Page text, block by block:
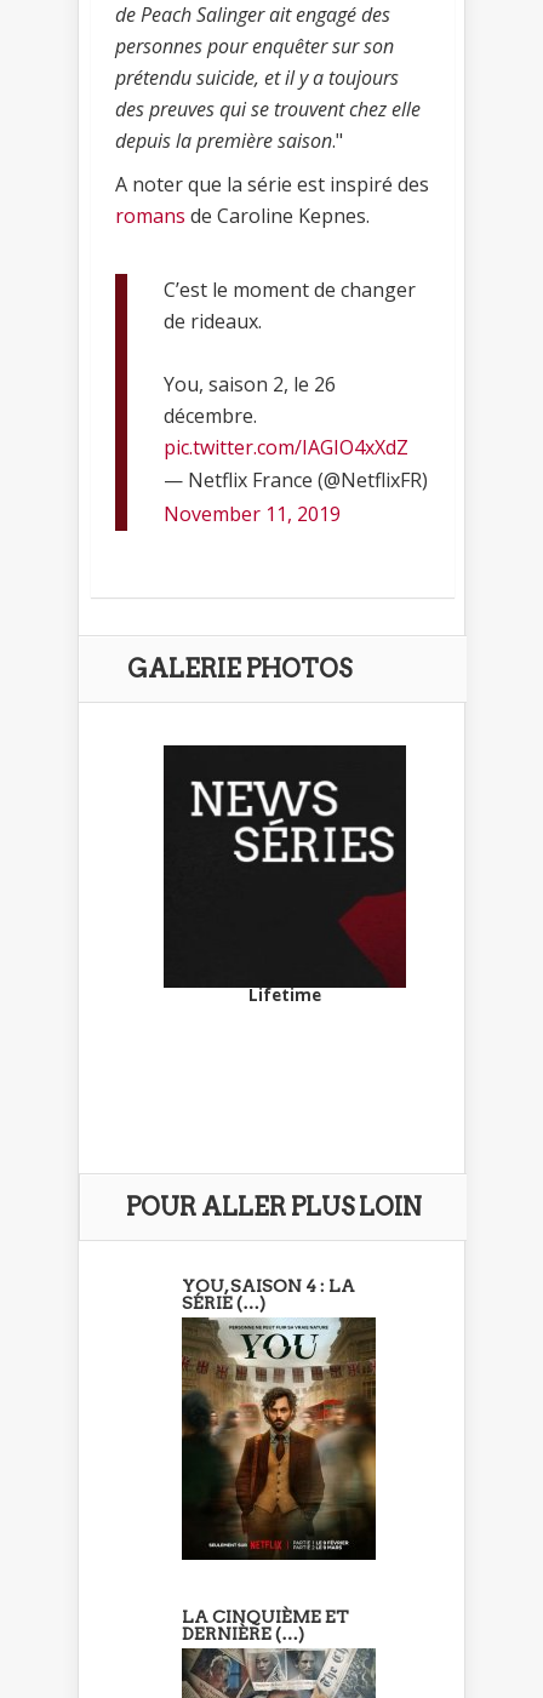
de Peach Salinger ait engagé des
personnes pour enquêter sur son
prétendu suicide, et il y a toujours
des preuves qui se trouvent chez elle
depuis la première saison."
A noter que la série est inspiré des
romans de Caroline Kepnes.
C’est le moment de changer
de rideaux.
You, saison 2, le 26
décembre.
pic.twitter.com/IAGIO4xXdZ
— Netflix France (@NetflixFR)
November 11, 2019
GALERIE PHOTOS
Lifetime
POUR ALLER PLUS LOIN
YOU, SAISON 4 : LA
SÉRIE (…)
LA CINQUIÈME ET
DERNIÈRE (…)